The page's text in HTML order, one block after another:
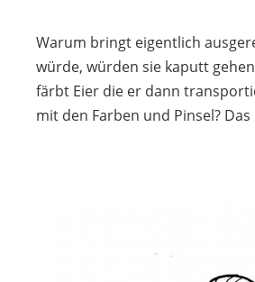
Warum bringt eigentlich
würde, würden sie kaputt
färbt Eier die er dann
mit den Farben und Pinsel?